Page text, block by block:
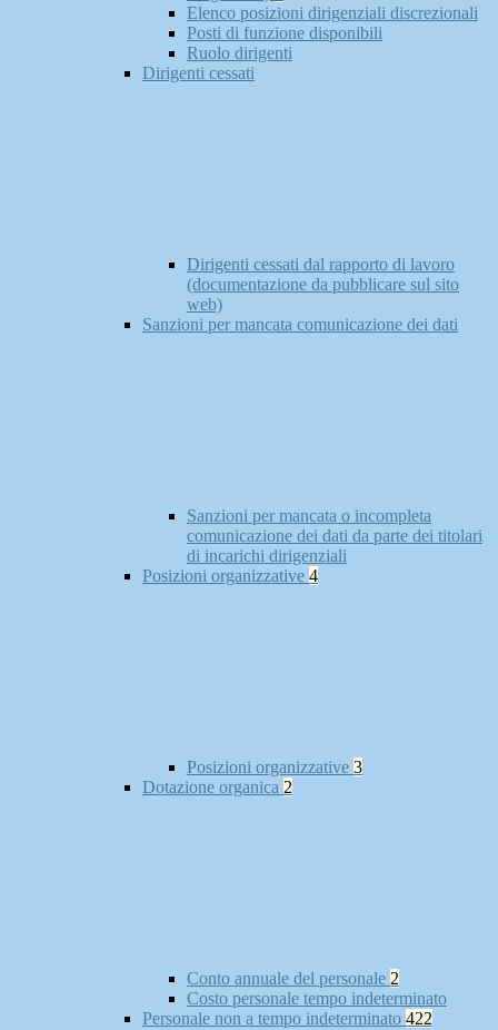
Elenco posizioni dirigenziali discrezionali
Posti di funzione disponibili
Ruolo dirigenti
Dirigenti cessati
Dirigenti cessati dal rapporto di lavoro
(documentazione da pubblicare sul sito
web)
Sanzioni per mancata comunicazione dei dati
Sanzioni per mancata o incompleta
comunicazione dei dati da parte dei titolari
di incarichi dirigenziali
Posizioni organizzative 4
Posizioni organizzative 3
Dotazione organica 2
Conto annuale del personale 2
Costo personale tempo indeterminato
Personale non a tempo indeterminato 422